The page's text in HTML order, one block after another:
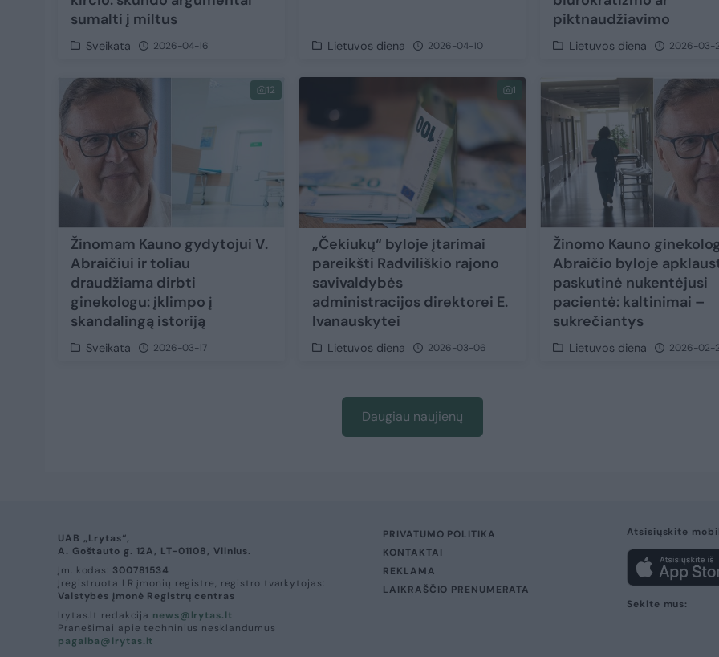
sumalti į miltus
Sveikata 2026-04-16 Lietuvos diena 2026-04-10
piktnaudžiavimo
Lietuvos diena 2026-03-
12
Žinomam Kauno gydytojui V.
Abraičiui ir toliau
draudžiama dirbti
ginekologu: įklimpo į
skandalingą istoriją
Sveikata 2026-03-17
1
„Čekiukų“ byloje įtarimai
pareikšti Radviliškio rajono
savivaldybės
administracijos direktorei E.
Ivanauskytei
Lietuvos diena 2026-03-06
Žinomo Kauno
Abraičio byloje
paskutinė nukentėjusi
pacientė: kaltinimai –
sukrečiantys
Lietuvos diena 2026-02-
Daugiau naujienų
UAB „Lrytas“,
A. Goštauto g. 12A, LT-01108, Vilnius.
Įm. kodas: 300781534
Įregistruota LR įmonių registre, registro tvarkytojas:
Valstybės įmonė Registrų centras
lrytas.lt redakcija news@lrytas.lt
Pranešimai apie techninius nesklandumus
pagalba@lrytas.lt
PRIVATUMO POLITIKA
KONTAKTAI
REKLAMA
LAIKRAŠČIO PRENUMERATA
Atsisiųskite
Sekite mus: